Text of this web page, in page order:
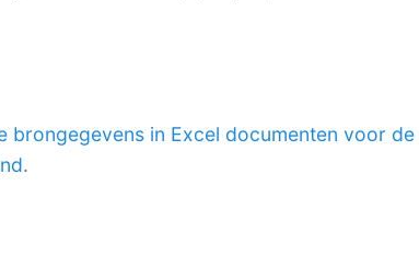
brongegevens in Excel documenten voor de
.